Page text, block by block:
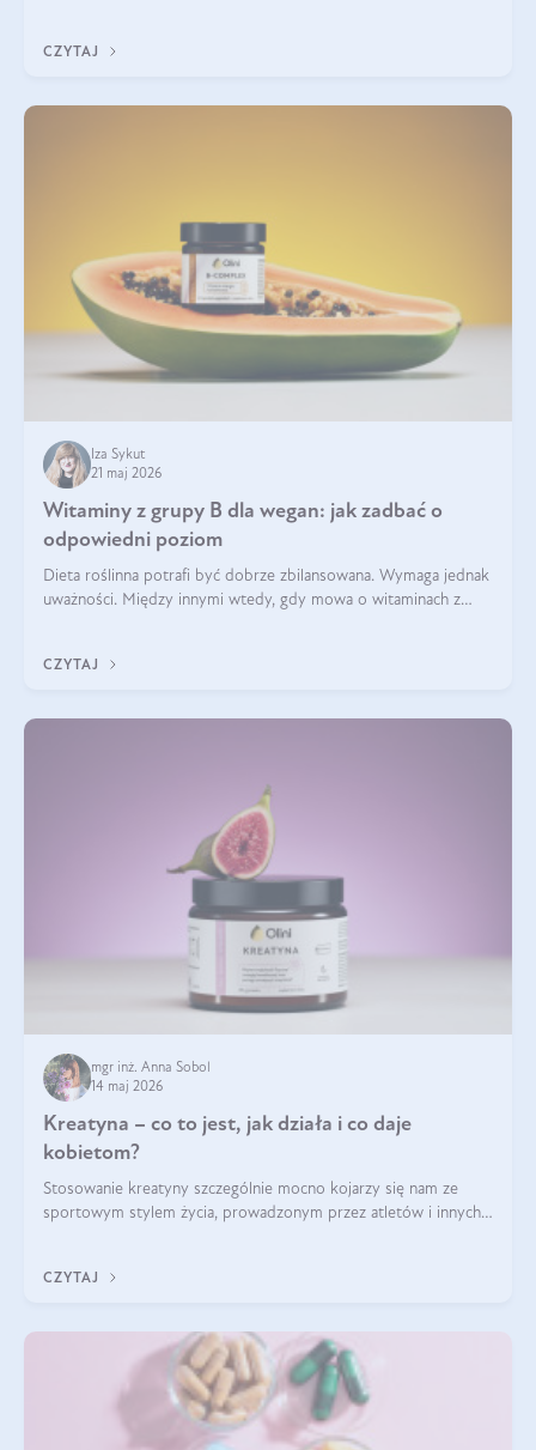
CZYTAJ
Iza Sykut
21 maj 2026
Witaminy z grupy B dla wegan: jak zadbać o
odpowiedni poziom
Dieta roślinna potrafi być dobrze zbilansowana. Wymaga jednak
uważności. Między innymi wtedy, gdy mowa o witaminach z
CZYTAJ
mgr inż. Anna Sobol
14 maj 2026
Kreatyna – co to jest, jak działa i co daje
kobietom?
Stosowanie kreatyny szczególnie mocno kojarzy się nam ze
sportowym stylem życia, prowadzonym przez atletów i innych
zwiększa masę
CZYTAJ